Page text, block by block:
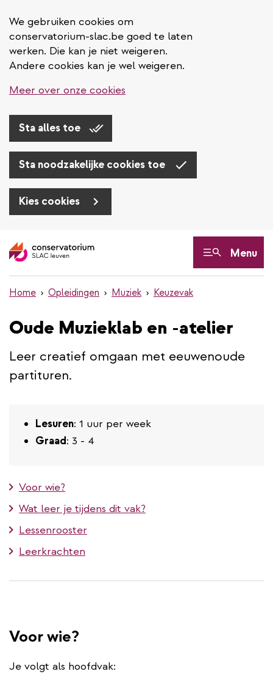
We gebruiken cookies om
conservatorium-slac.be goed te laten
werken. Die kan je niet weigeren.
Andere cookies kan je wel weigeren.
Meer over onze cookies
Sta alles toe
Sta noodzakelijke cookies toe
Kies cookies
en
inhoud
Menu
Home Opleidingen Muziek Keuzevak
Oude Muzieklab en -atelier
Leer creatief omgaan met eeuwenoude
partituren.
Lesuren: 1 uur per week
Graad: 3 - 4
Voor wie?
Wat leer je tijdens dit vak?
Lessenrooster
Leerkrachten
Voor wie?
Je volgt als hoofdvak: